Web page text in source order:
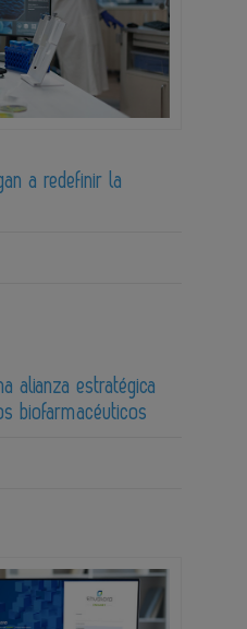
a redefinir la
alianza estratégica
biofarmacéuticos